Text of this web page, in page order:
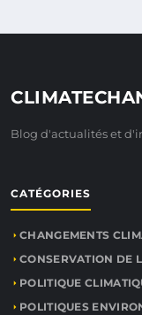
Blog d'actualités et
CATÉGORIES
CHANGEMENTS
CONSERVATION DE
POLITIQUE
POLITIQUES